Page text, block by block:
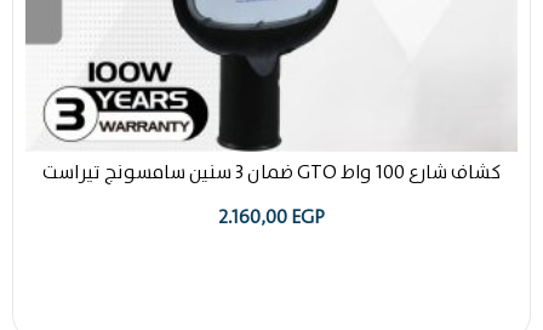
كشاف شارع 100 واط GTO ضمان 3 سنين سامسونج تيراست
2.160,00EGP